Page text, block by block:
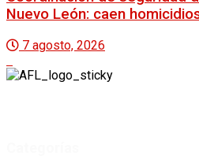
Nuevo León: caen
7 agosto, 2026